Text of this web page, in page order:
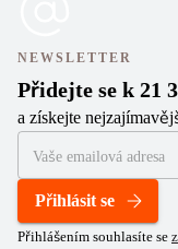
NEWSLETTER
Přidejte se k 21
a získejte
Přihlásit se
Přihlášením souhlasíte se